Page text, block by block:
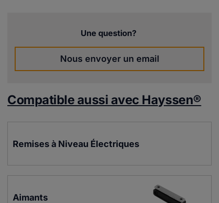
Une question?
Nous envoyer un email
Compatible aussi avec Hayssen®
Remises à Niveau Électriques
Aimants